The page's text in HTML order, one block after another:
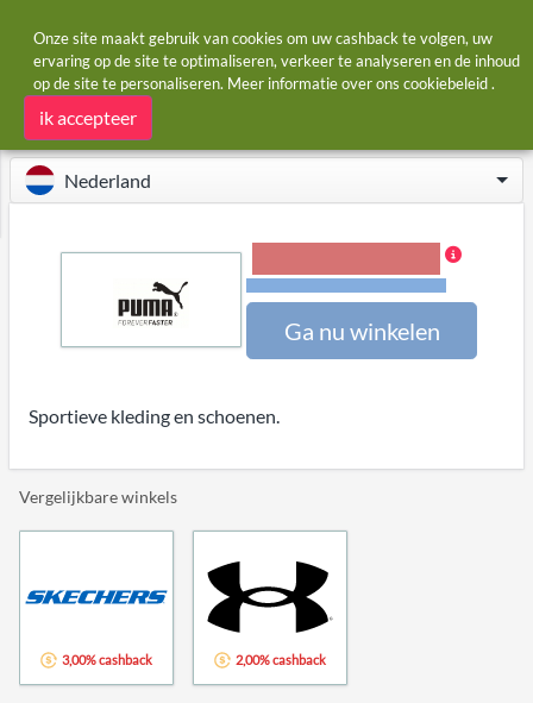
Startpagina Winkels Puma
Puma cashback
Nederland
Ga nu winkelen
Sportieve kleding en schoenen.
Vergelijkbare winkels
3,00% cashback 2,00% cashback
Onze site maakt gebruik van cookies om uw cashback te volgen, uw
ervaring op de site te optimaliseren, verkeer te analyseren en de inhoud
op de site te personaliseren. Meer informatie over ons cookiebeleid.
ik accepteer